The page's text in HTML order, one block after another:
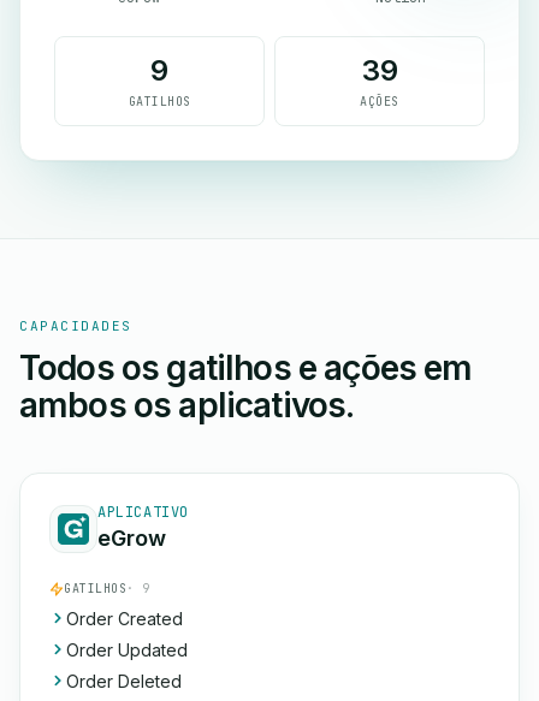
9
GATILHOS
39
AÇÕES
CAPACIDADES
Todos os gatilhos e ações em
ambos os aplicativos.
APLICATIVO
eGrow
GATILHOS · 9
Order Created
Order Updated
Order Deleted